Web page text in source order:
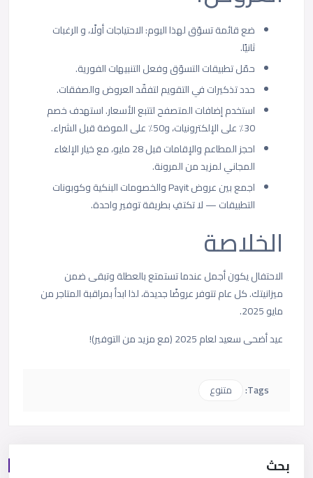
ضع قائمة تسوّق لهذا اليوم: الاحتياجات أولًا، و الرغبات
ثانيًا.
حمّل تطبيقات التسوّق وفعل التنبيهات الفورية.
حدد تذكيرات في التقويم لتفقّد العروض والصفقات.
استخدم إضافات المتصفح لتتبع الأسعار. استهدف خصم
30٪ على الإلكترونيات، و50٪ على الموضة قبل الشراء.
احجز المطاعم والإقامات قبل 28 مايو، مع خيار الإلغاء
المجاني لمزيد من المرونة.
اجمع بين عروض Payit والخصومات البنكية وكوبونات
التطبيقات — لا تكتفِ بطريقة توفير واحدة.
الخلاصة
الاحتفال يكون أجمل عندما تستمتع بالعطلة وتبقى ضمن
ميزانيتك. كل عام تتوفر عروضًا جديدة، لذا ابدأ بمراقبة المتاجر من
مايو 2025.
عيد أضحى سعيد لعام 2025 (مع مزيد من التوفير)!
Tags: متنوع
بحث